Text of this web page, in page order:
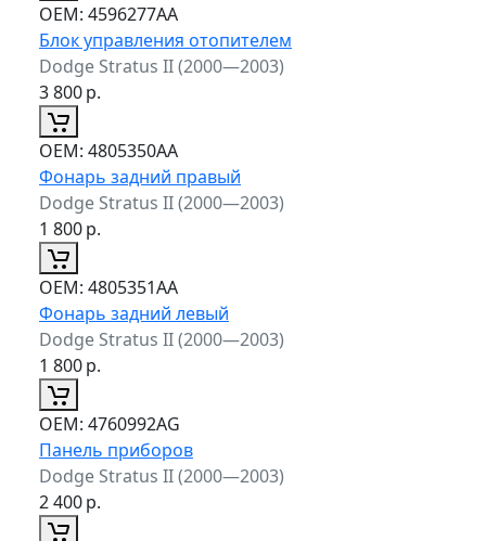
ОЕМ: 4596277AA
Блок управления отопителем
Dodge Stratus II (2000—2003)
3 800р.
ОЕМ: 4805350AA
Фонарь задний правый
Dodge Stratus II (2000—2003)
1 800р.
ОЕМ: 4805351AA
Фонарь задний левый
Dodge Stratus II (2000—2003)
1 800р.
ОЕМ: 4760992AG
Панель приборов
Dodge Stratus II (2000—2003)
2 400р.